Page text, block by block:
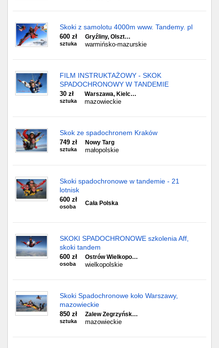
Skoki z samolotu 4000m www. Tandemy. pl
600 zł
sztuka
Gryźliny, Olszt…
warmińsko-mazurskie
FILM INSTRUKTAŻOWY - SKOK
SPADOCHRONOWY W TANDEMIE
30 zł
sztuka
Warszawa, Kielc…
mazowieckie
Skok ze spadochronem Kraków
749 zł
sztuka
Nowy Targ
małopolskie
Skoki spadochronowe w tandemie - 21
lotnisk
600 zł
osoba
Cała Polska
SKOKI SPADOCHRONOWE szkolenia Aff,
skoki tandem
600 zł
osoba
Ostrów Wielkopo…
wielkopolskie
Skoki Spadochronowe koło Warszawy,
mazowieckie
850 zł
sztuka
Zalew Zegrzyńsk…
mazowieckie